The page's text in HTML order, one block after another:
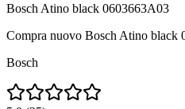
Bosch Atino black 0603663A03
Compra nuovo Bosch Atino black
Bosch